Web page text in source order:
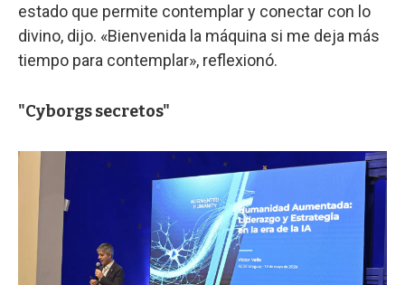
estado que permite contemplar y conectar con lo
divino, dijo. «Bienvenida la máquina si me deja más
tiempo para contemplar», reflexionó.
"Cyborgs secretos"